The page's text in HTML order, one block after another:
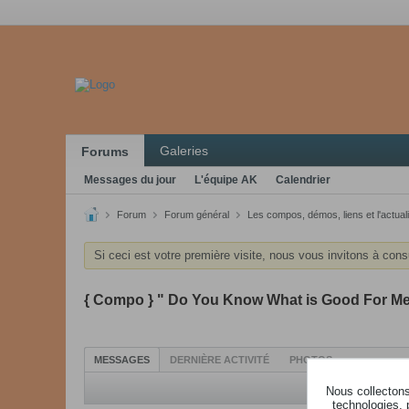
Forums Galeries
Messages du jour L'équipe AK Calendrier
Forum Forum général Les compos, démos, liens et
Si ceci est votre première visite, nous vous invitons à
{ Compo } " Do You Know What is Good For
MESSAGES DERNIÈRE ACTIVITÉ PHOTOS
Nous
technologies,